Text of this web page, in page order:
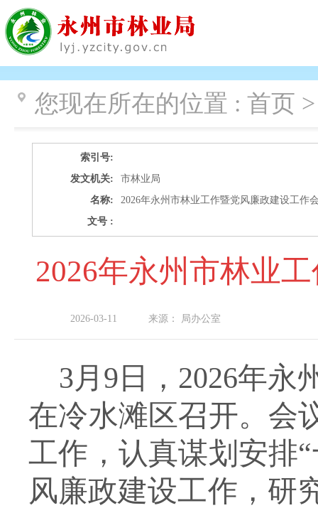
您现在所在的位置 : 首页
索引号:
发文机关:
市林业局
名称:
2026年永州市林业工作暨党风廉政建设工作
文号 :
2026年永州市林业
2026-03-11 来源： 局办公室
3月 9 日， 2026年永
在冷水滩区召开。会
工作， 认真谋划安排
风廉政建设工作 ，研